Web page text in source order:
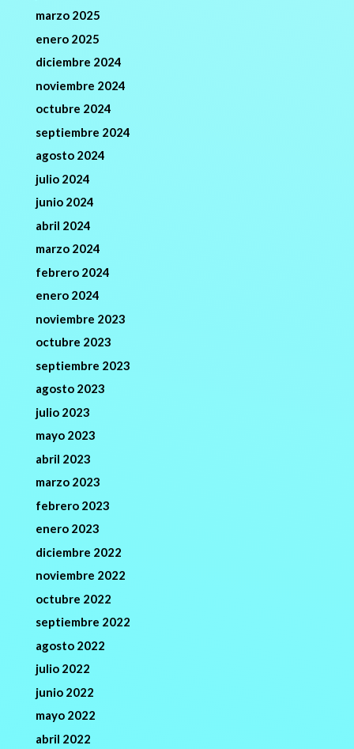
marzo 2025
enero 2025
diciembre 2024
noviembre 2024
octubre 2024
septiembre 2024
agosto 2024
julio 2024
junio 2024
abril 2024
marzo 2024
febrero 2024
enero 2024
noviembre 2023
octubre 2023
septiembre 2023
agosto 2023
julio 2023
mayo 2023
abril 2023
marzo 2023
febrero 2023
enero 2023
diciembre 2022
noviembre 2022
octubre 2022
septiembre 2022
agosto 2022
julio 2022
junio 2022
mayo 2022
abril 2022